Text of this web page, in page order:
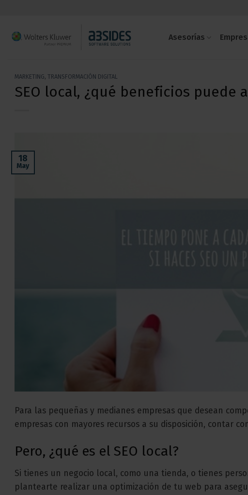
contenido
Asesorías
MARKETING, TRANSFORMACIÓN DIGITAL
SEO local, ¿qué beneficios puede
18
May
Para las pequeñas y medianes empresas que desean
empresas con mayores recursos a su disposición, contar
Pero, ¿qué es el SEO local?
Si tienes un negocio local, como una tienda, o tienes
plantearte realizar una optimización de tu web para